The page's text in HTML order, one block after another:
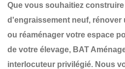
Que vous souhaitiez
d'engraissement neuf, rénover
ou réaménager votre espace
de votre élevage, BAT
interlocuteur privilégié. Nous